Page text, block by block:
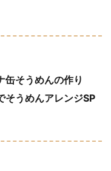
缶そうめんの作り
そうめんアレンジSP